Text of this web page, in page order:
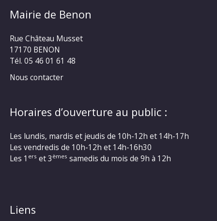
Mairie de Benon
Rue Château Musset
17170 BENON
Tél. 05 46 01 61 48
Nous contacter
Horaires d’ouverture au public :
Les lundis, mardis et jeudis de 10h-12h et 14h-17h
Les vendredis de 10h-12h et 14h-16h30
Les 1 ers et 3 èmes samedis du mois de 9h à 12h
Liens